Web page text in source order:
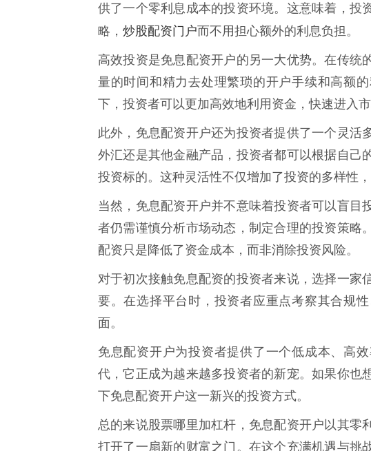
供了一个零利息成本的投资环境。这意味着，投
略， 炒股配资门户而不用担心额外的利息负担。
高效投资是免息配资开户的另一大优势。在传统
量的时间和精力去处理繁琐的开户手续和高额
下，投资者可以更加高效地利用资金，快速进入市
此外，免息配资开户还为投资者提供了一个灵活
外汇还是其他金融产品，投资者都可以根据自己
投资标的。这种灵活性不仅增加了投资的多样性
当然，免息配资开户并不意味着投资者可以盲目
者仍需谨慎分析市场动态，制定合理的投资策略
配资只是降低了资金成本，而非消除投资风险。
对于初次接触免息配资的投资者来说，选择一家
要。在选择平台时，投资者应重点考察其合规
面。
免息配资开户为投资者提供了一个低成本、高
代，它正成为越来越多投资者的新宠。如果你也
下免息配资开户这一新兴的投资方式。
总的来说股票哪里加杠杆，免息配资开户以其零
打开了一扇新的财富之门。在这个充满机遇与挑